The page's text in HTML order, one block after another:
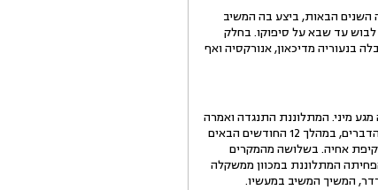
(להלן: המתלוננת) מעשה אינוס כשהייתה בת 4. במהלך שמונה השנים הבאות, ביצע בה המשיב
לבוש עד שבא על סיפוקו. בחלק
בנעוריה מדיכאון, אנורקסיה ואף
ברצונו לשוב ולקיים עמה מגע מיני. המתלוננת התנגדה ואמרה
למשיב כי תגיש תלונה במשטרה. בתגובה איים עליה המשיב כי אם לא תיעתר לו יפגע בה ובשני אחיה הקטנים. בעקבות הדברים, במהלך 12 החודשים הבאים
אחיה. בשלושה מהמקרים
המתלוננת במכוון ממשקלה
המשיך המשיב במעשיו.